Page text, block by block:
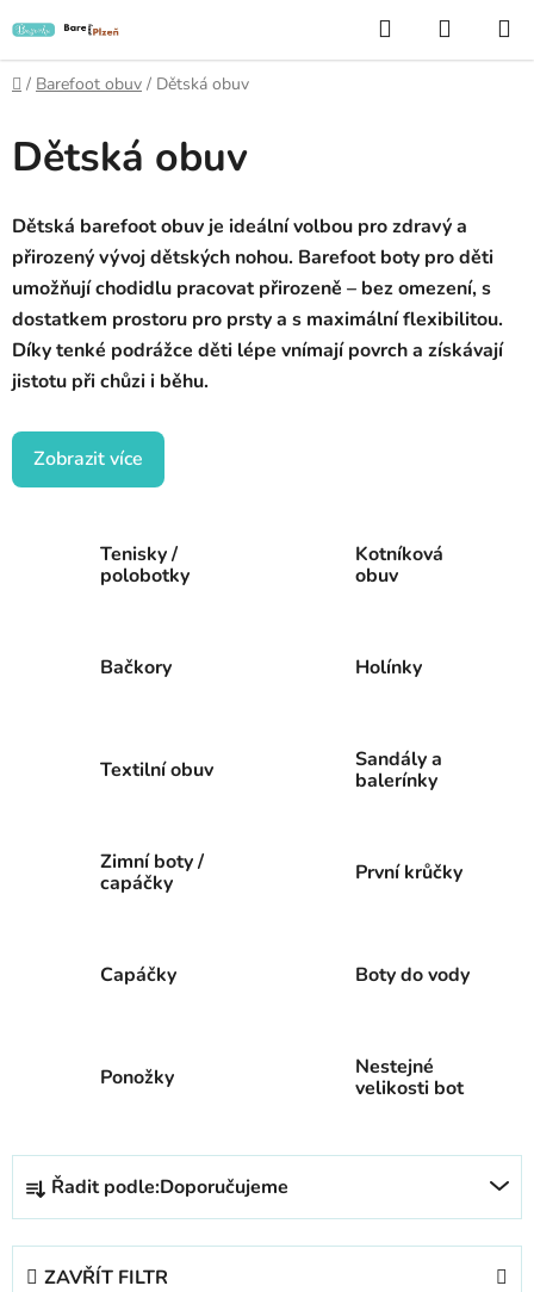
na
obsah
Hledat
KOŠÍK
Domů
/ Barefoot obuv / Dětská obuv
Dětská obuv
Dětská barefoot obuv je ideální volbou pro zdravý a
přirozený vývoj dětských nohou. Barefoot boty pro děti
umožňují chodidlu pracovat přirozeně – bez omezení, s
dostatkem prostoru pro prsty a s maximální flexibilitou.
Díky tenké podrážce děti lépe vnímají povrch a získávají
jistotu při chůzi i běhu.
Zobrazit více
Tenisky /
polobotky
Kotníková
obuv
Bačkory Holínky
Textilní obuv
Sandály a
balerínky
Zimní boty /
capáčky
První krůčky
Capáčky Boty do vody
Ponožky
Nestejné
velikosti bot
Ř
z
Řadit podle:Doporučujeme
ZAVŘÍT FILTR